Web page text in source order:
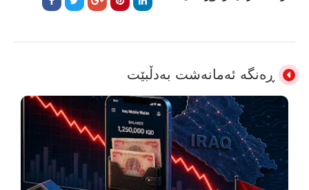
ڕەنگە ئەمانەشت بەدڵبێت